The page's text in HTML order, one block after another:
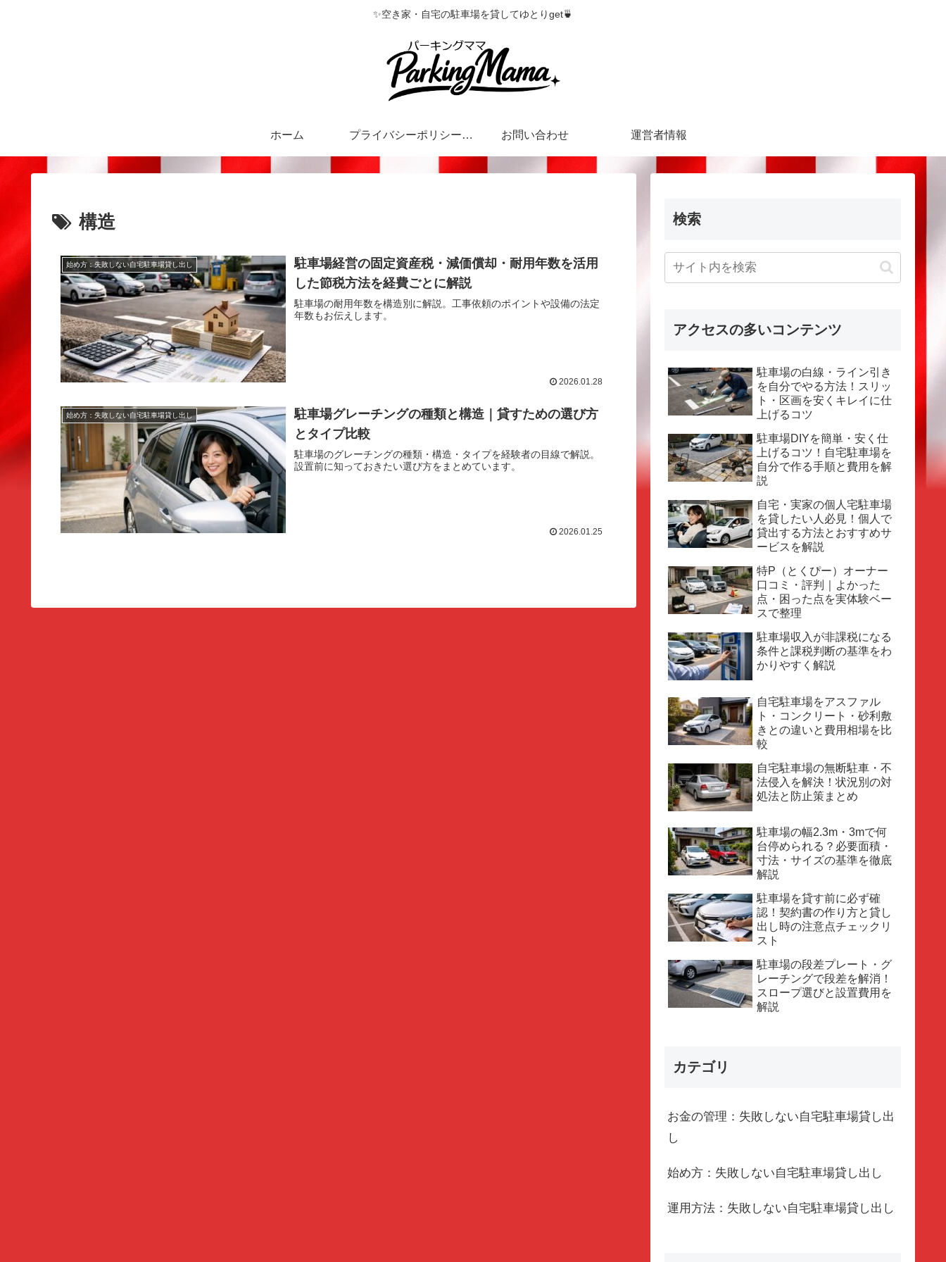
✨空き家・自宅の駐車場を貸してゆとりget🍵
ホーム プライバシーポリシー・特定商取引法に基づく表記 お問い合わせ 運営者情報
構造
始め方：失敗しない自宅駐車場貸し出し
駐車場経営の固定資産税・減価償却・耐用年数を活用
した節税方法を経費ごとに解説
駐車場の耐用年数を構造別に解説。工事依頼のポイントや設備の法定
年数もお伝えします。
2026.01.28
始め方：失敗しない自宅駐車場貸し出し
駐車場グレーチングの種類と構造｜貸すための選び方
とタイプ比較
駐車場のグレーチングの種類・構造・タイプを経験者の目線で解説。
設置前に知っておきたい選び方をまとめています。
2026.01.25
検索
アクセスの多いコンテンツ
駐車場の白線・ライン引き
を自分でやる方法！スリッ
ト・区画を安くキレイに仕
上げるコツ
駐車場DIYを簡単・安く仕
上げるコツ！自宅駐車場を
自分で作る手順と費用を解
説
自宅・実家の個人宅駐車場
を貸したい人必見！個人で
貸出する方法とおすすめサ
ービスを解説
特P（とくぴー）オーナー
口コミ・評判｜よかった
点・困った点を実体験ベー
スで整理
駐車場収入が非課税になる
条件と課税判断の基準をわ
かりやすく解説
自宅駐車場をアスファル
ト・コンクリート・砂利敷
きとの違いと費用相場を比
較
自宅駐車場の無断駐車・不
法侵入を解決！状況別の対
処法と防止策まとめ
駐車場の幅2.3m・3mで何
台停められる？必要面積・
寸法・サイズの基準を徹底
解説
駐車場を貸す前に必ず確
認！契約書の作り方と貸し
出し時の注意点チェックリ
スト
駐車場の段差プレート・グ
レーチングで段差を解消！
スロープ選びと設置費用を
解説
カテゴリ
お金の管理：失敗しない自宅駐車場貸し出
し
始め方：失敗しない自宅駐車場貸し出し
運用方法：失敗しない自宅駐車場貸し出し